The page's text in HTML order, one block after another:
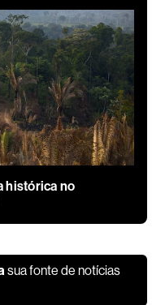
histórica no
sua fonte de notícias